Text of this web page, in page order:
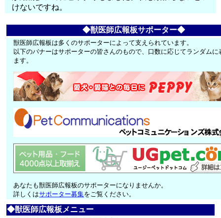
けないですね。
◆獣医師広報板サポーター◆
獣医師広報板は多くのサポーターによって支えられています。
以下のバナーはサポーターの皆さんのもので、口数に応じてランダムに
ます。
あなたも獣医師広報板のサポーターになりませんか。
詳しくはサポーター募集をご覧ください。
◆獣医師広報板メニュー